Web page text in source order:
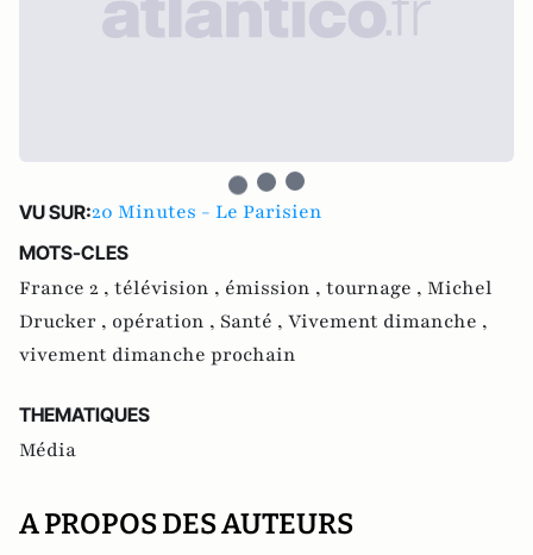
VU SUR:20 Minutes - Le Parisien
MOTS-CLES
France 2 , télévision , émission , tournage , Michel
Drucker , opération , Santé , Vivement dimanche ,
vivement dimanche prochain
THEMATIQUES
Média
A PROPOS DES AUTEURS